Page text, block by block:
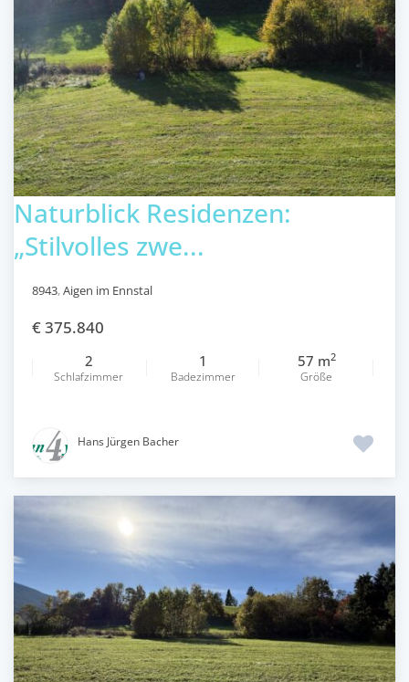
Naturblick Residenzen:
„Stilvolles zwe...
8943,Aigen im Ennstal
€ 375.840
2
Schlafzimmer
1
Badezimmer
57 m2
Größe
Hans Jürgen Bacher